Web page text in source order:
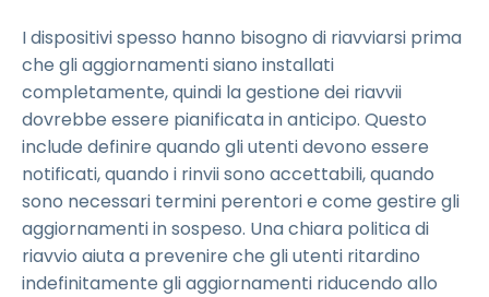
I dispositivi spesso hanno bisogno di riavviarsi prima
che gli aggiornamenti siano installati
completamente, quindi la gestione dei riavvii
dovrebbe essere pianificata in anticipo. Questo
include definire quando gli utenti devono essere
notificati, quando i rinvii sono accettabili, quando
sono necessari termini perentori e come gestire gli
aggiornamenti in sospeso. Una chiara politica di
riavvio aiuta a prevenire che gli utenti ritardino
indefinitamente gli aggiornamenti riducendo allo